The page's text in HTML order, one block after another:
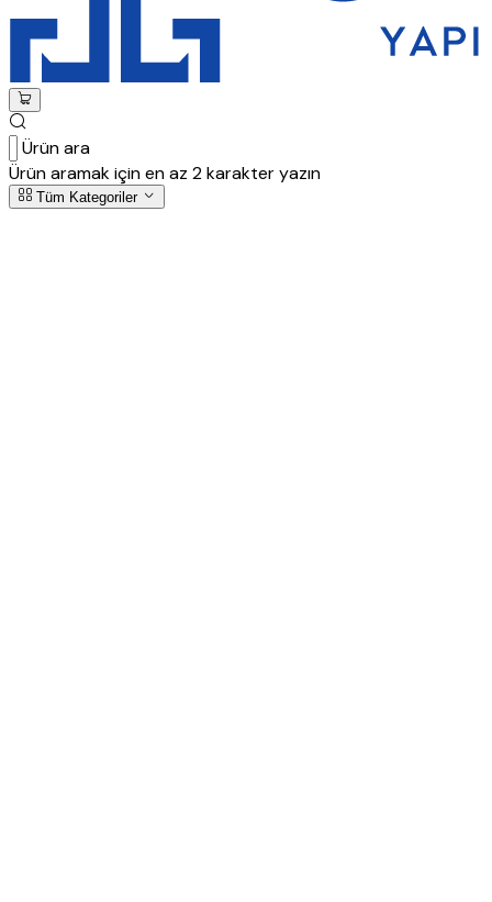
Ürün ara
Ürün aramak için en az 2 karakter yazın
Tüm Kategoriler